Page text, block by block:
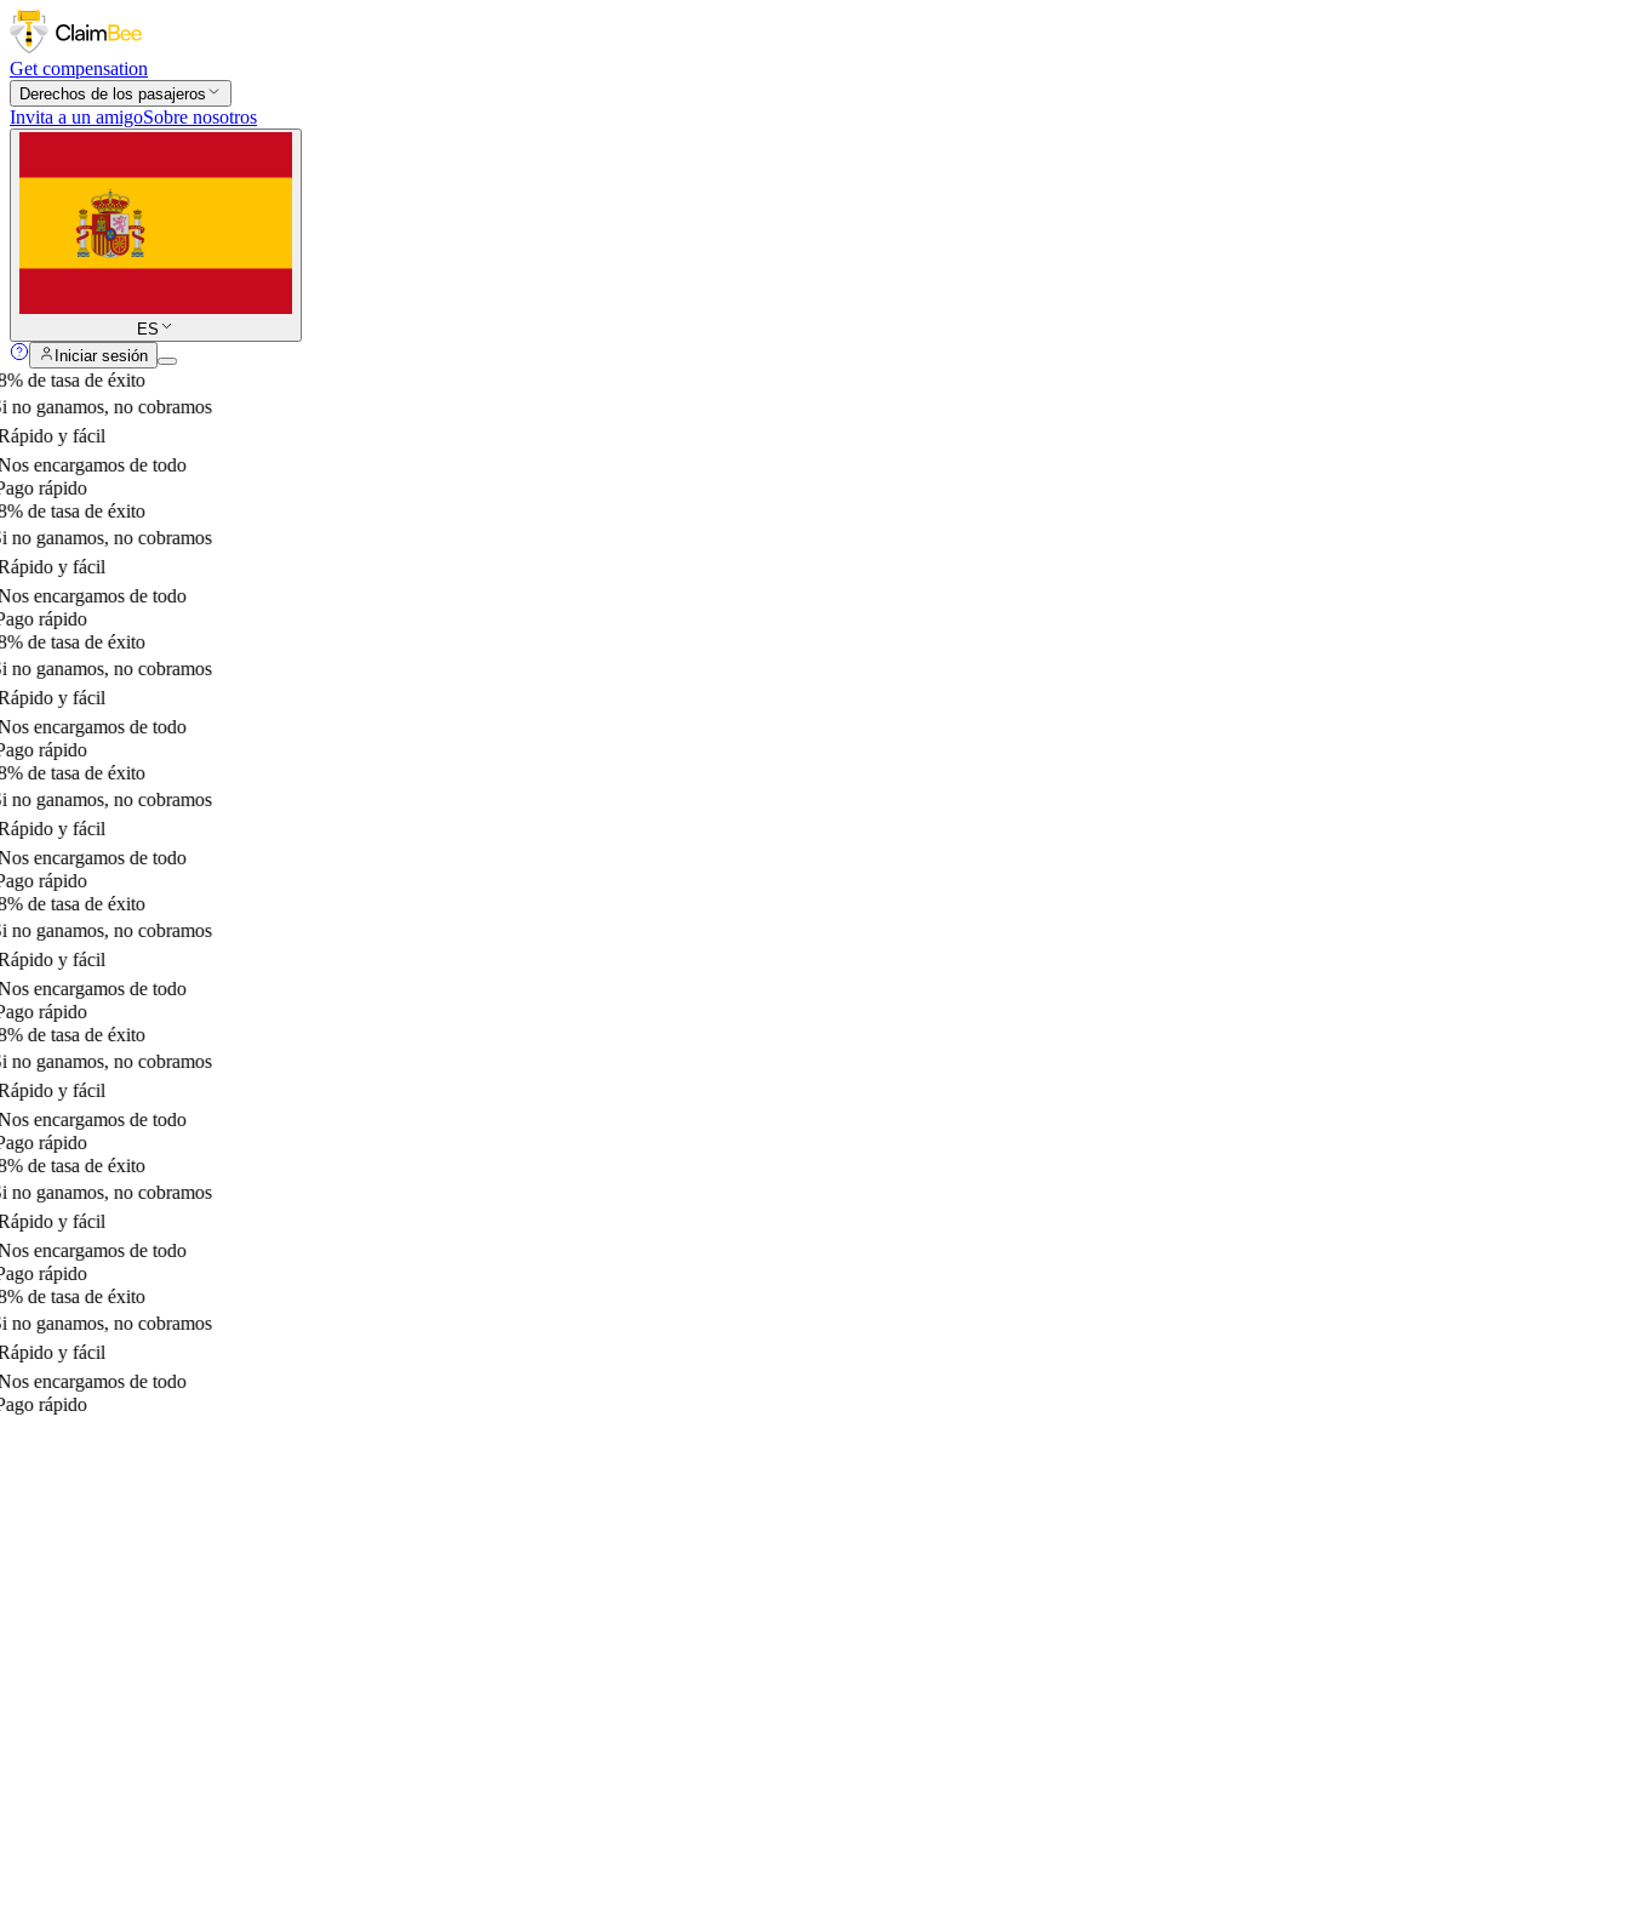
Get compensation
Derechos de los pasajeros
Invita a un amigoSobre nosotros
ES
Iniciar sesión
de tasa de éxito
no ganamos, no cobramos
y fácil
encargamos de todo
rápido
de tasa de éxito
no ganamos, no cobramos
y fácil
encargamos de todo
rápido
de tasa de éxito
no ganamos, no cobramos
y fácil
encargamos de todo
rápido
de tasa de éxito
no ganamos, no cobramos
y fácil
encargamos de todo
rápido
de tasa de éxito
no ganamos, no cobramos
y fácil
encargamos de todo
rápido
de tasa de éxito
no ganamos, no cobramos
y fácil
encargamos de todo
rápido
de tasa de éxito
no ganamos, no cobramos
y fácil
encargamos de todo
rápido
de tasa de éxito
no ganamos, no cobramos
y fácil
encargamos de todo
rápido